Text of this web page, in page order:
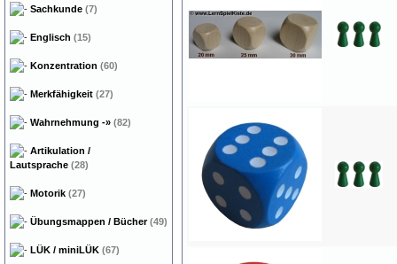
Sachkunde (7)
Englisch (15)
Konzentration (60)
Merkfähigkeit (27)
Wahrnehmung -» (82)
Artikulation /
Lautsprache (28)
Motorik (27)
Übungsmappen / Bücher(49)
LÜK / miniLÜK (67)